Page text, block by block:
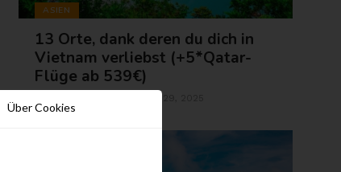
ASIEN
13 Orte, dank deren du dich in
Vietnam verliebst (+5*Qatar-
Flüge ab 539€)
Über Cookies